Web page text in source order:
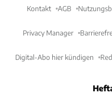
Kontakt AGB
Privacy Manager
Digital-Abo hier kündigen